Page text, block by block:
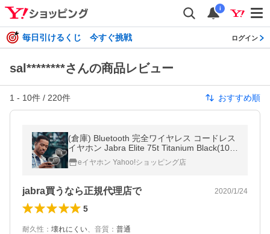
i
毎日引けるくじ 今すぐ挑戦 ログイン
sal********さんの商品レビュー
1 - 10件 / 220件 おすすめ順
(倉庫) Bluetooth 完全ワイヤレス コードレス
イヤホン Jabra Elite 75t Titanium Black(100-
99090000-40)
eイヤホン Yahoo!ショッピング店
jabra買うなら正規代理店で 2020/1/24
5
耐久性 ： 壊れにくい、 音質 ： 普通